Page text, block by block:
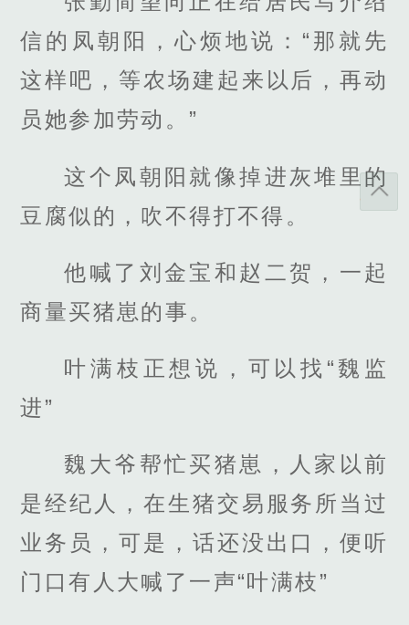
信的凤朝阳，心烦地说：“那就先
这样吧，等农场建起来以后，再动
员她参加劳动。”
这个凤朝阳就像掉进灰堆里的
豆腐似的，吹不得打不得。
他喊了刘金宝和赵二贺，一起
商量买猪崽的事。
叶满枝正想说，可以找“魏监
进”
魏大爷帮忙买猪崽，人家以前
是经纪人，在生猪交易服务所当过
业务员，可是，话还没出口，便听
门口有人大喊了一声“叶满枝”